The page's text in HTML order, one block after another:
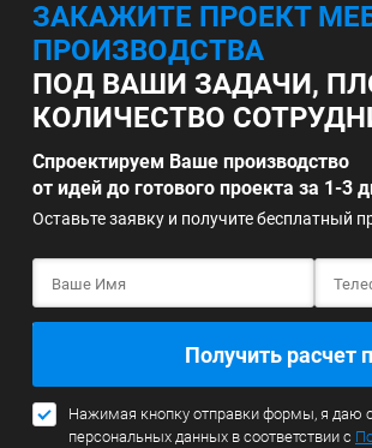
ЗАКАЖИТЕ ПРОЕКТ
ПРОИЗВОДСТВА
ПОД ВАШИ ЗАДАЧИ,
КОЛИЧЕСТВО
Спроектируем Ваше производство
от идей до готового проекта за 1-3
Оставьте заявку и получите бесплатный
Получить расчет
Нажимая кнопку отправки формы, я даю
персональных данных в соответствии с